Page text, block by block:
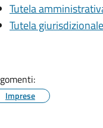
Tutela
Tutela giurisdizionale
Imprese